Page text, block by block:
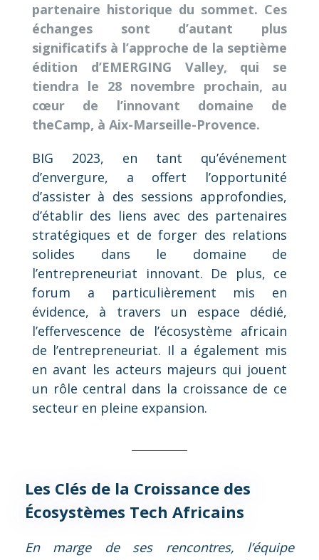
partenaire historique du sommet. Ces
échanges sont d’autant plus
significatifs à l’approche de la septième
édition d’EMERGING Valley, qui se
tiendra le 28 novembre prochain, au
cœur de l’innovant domaine de
theCamp, à Aix-Marseille-Provence.
BIG 2023, en tant qu’événement
d’envergure, a offert l’opportunité
d’assister à des sessions approfondies,
d’établir des liens avec des partenaires
stratégiques et de forger des relations
solides dans le domaine de
l’entrepreneuriat innovant. De plus, ce
forum a particulièrement mis en
évidence, à travers un espace dédié,
l’effervescence de l’écosystème africain
de l’entrepreneuriat. Il a également mis
en avant les acteurs majeurs qui jouent
un rôle central dans la croissance de ce
secteur en pleine expansion.
Les Clés de la Croissance des
Écosystèmes Tech Africains
En marge de ses rencontres, l’équipe